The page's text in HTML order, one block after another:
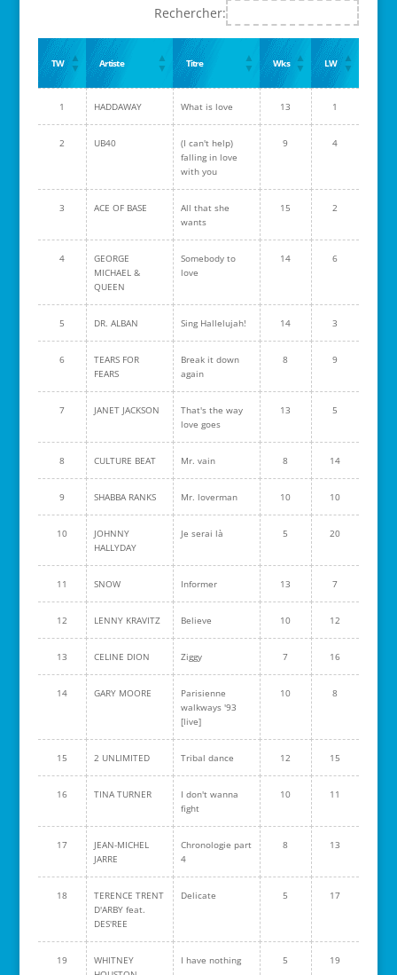
Rechercher:
TW Artiste Titre Wks LW
1 HADDAWAY What is love 13 1
2 UB40
(I can't help)
falling in love
with you
9 4
3 ACE OF BASE
All that she
wants
15 2
4
GEORGE
MICHAEL &
QUEEN
Somebody to
love
14 6
5 DR. ALBAN Sing Hallelujah! 14 3
6
TEARS FOR
FEARS
Break it down
again
8 9
7 JANET JACKSON
That's the way
love goes
13 5
8 CULTURE BEAT Mr. vain 8 14
9 SHABBA RANKS Mr. loverman 10 10
10
JOHNNY
HALLYDAY
Je serai là 5 20
11 SNOW Informer 13 7
12 LENNY KRAVITZ Believe 10 12
13 CELINE DION Ziggy 7 16
14 GARY MOORE
Parisienne
walkways '93
[live]
10 8
15 2 UNLIMITED Tribal dance 12 15
16 TINA TURNER
I don't wanna
fight
10 11
17
JEAN-MICHEL
JARRE
Chronologie part
4
8 13
18
TERENCE TRENT
D'ARBY feat.
DES'REE
Delicate 5 17
19
WHITNEY
I have nothing 5 19